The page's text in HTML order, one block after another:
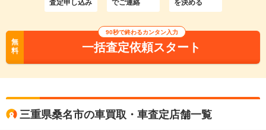
査定申し込み
でご連絡
を決める
90秒で終わるカンタン入力
無
料
一括査定依頼スタート
三重県桑名市の車買取・車査定店舗一覧